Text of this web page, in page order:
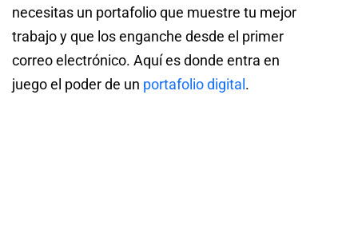
necesitas un portafolio que muestre tu mejor
trabajo y que los enganche desde el primer
correo electrónico. Aquí es donde entra en
juego el poder de un portafolio digital .